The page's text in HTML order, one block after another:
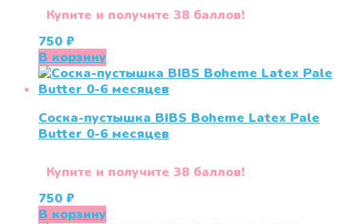
Купите и получите 38 баллов!
750 ₽
В корзину
Соска-пустышка BIBS Boheme Latex Pale
Butter 0-6 месяцев
Купите и получите 38 баллов!
750 ₽
В корзину